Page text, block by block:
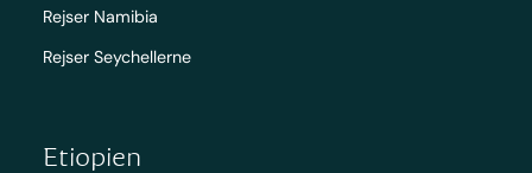
Rejser Namibia
Rejser Seychellerne
Etiopien